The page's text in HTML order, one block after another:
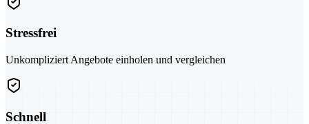
Stressfrei
Unkompliziert Angebote einholen und vergleichen
Schnell